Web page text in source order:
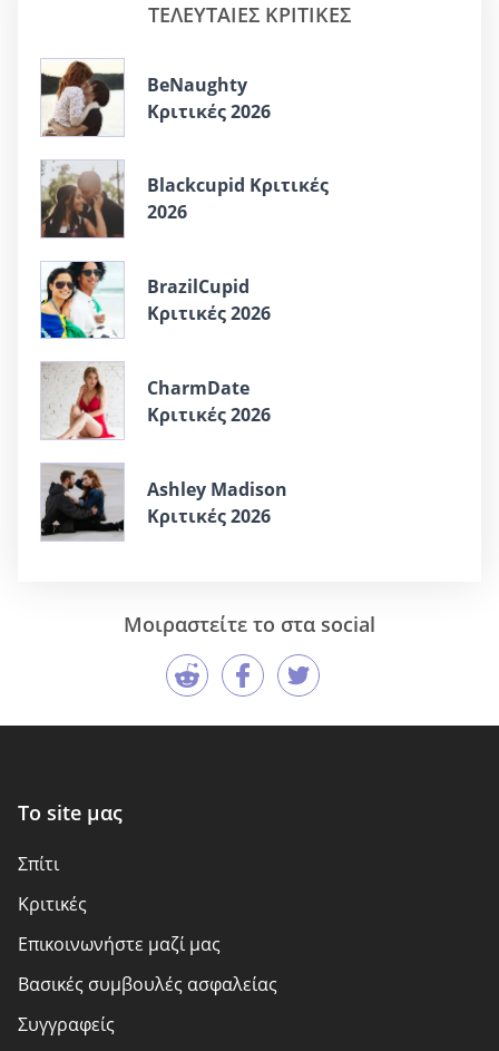
ΤΕΛΕΥΤΑΊΕΣ ΚΡΙΤΙΚΈΣ
BeNaughty
Κριτικές 2026
Blackcupid Κριτικές
2026
BrazilCupid
Κριτικές 2026
CharmDate
Κριτικές 2026
Ashley Madison
Κριτικές 2026
Μοιραστείτε το στα social
Το site μας
Σπίτι
Kριτικές
Επικοινωνήστε μαζί μας
Βασικές συμβουλές ασφαλείας
Συγγραφείς